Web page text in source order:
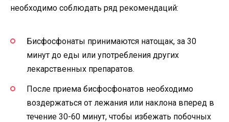
необходимо соблюдать ряд рекомендаций:
Бисфосфонаты принимаются натощак, за 30
минут до еды или употребления других
лекарственных препаратов.
После приема бисфосфонатов необходимо
воздержаться от лежания или наклона вперед в
течение 30-60 минут, чтобы избежать побочных